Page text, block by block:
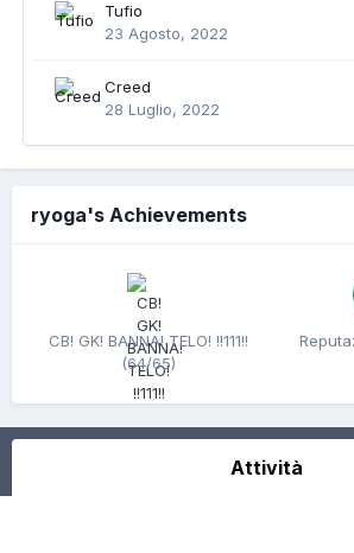
Tufio
23 Agosto, 2022
Creed
28 Luglio, 2022
ryoga's Achievements
CB! GK! BANNA! TELO! !!111!!
(64/65)
Attività